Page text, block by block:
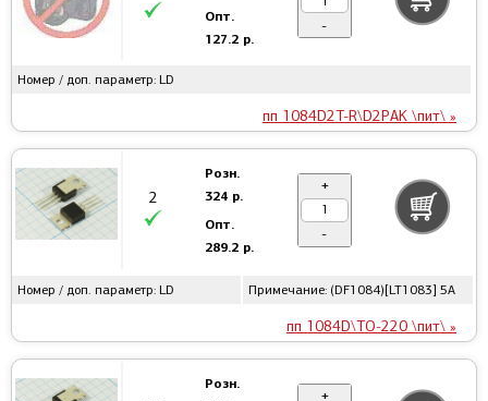
Номер / доп. параметр: LD
пп 1084D2T-R\D2PAK \пит\ »
Опт.
127.2 р.
-
Номер / доп. параметр: LD Примечание: (DF1084)[LT1083] 5А
пп 1084D\TO-220 \пит\ »
2
Розн.
324 р.
Опт.
289.2 р.
+
-
Розн.
+